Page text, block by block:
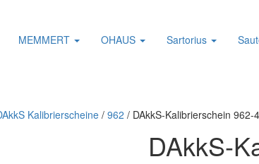
MEMMERT OHAUS Sartorius
Kalibrierscheine/ 962 / DAkkS-Kalibrierschein 962-
DAkkS-